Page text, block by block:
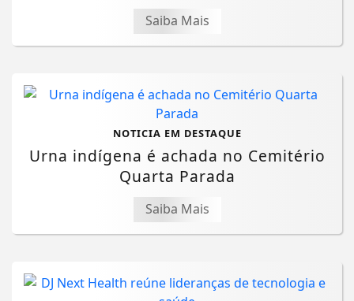
Saiba Mais
NOTICIA EM DESTAQUE
Urna indígena é achada no Cemitério
Quarta Parada
Saiba Mais